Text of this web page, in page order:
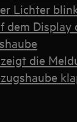
Lichter
dem Display
die